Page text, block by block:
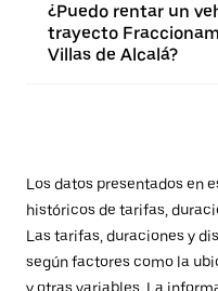
¿Puedo rentar un
trayecto
Villas de Alcalá?
Los datos presentados en
históricos de tarifas,
Las tarifas, duraciones y
según factores como la